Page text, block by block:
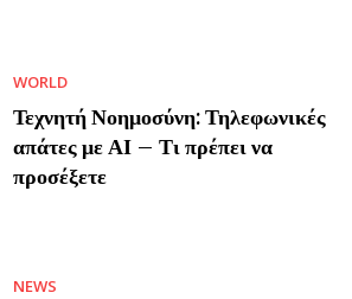
WORLD
Τεχνητή Νοημοσύνη: Τηλεφωνικές
απάτες με ΑΙ – Τι πρέπει να
προσέξετε
NEWS